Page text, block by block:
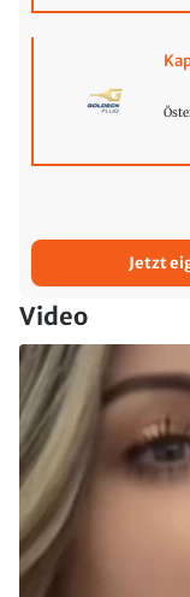
Jetzt
Video